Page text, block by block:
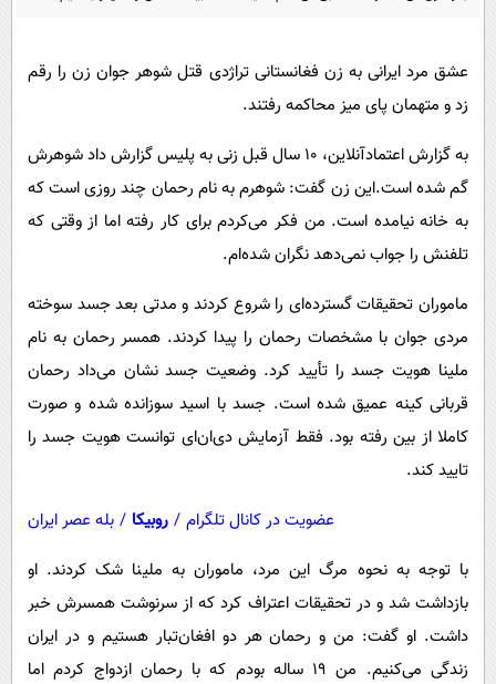
سلامت
فرهنگی
بین الملل
اجتماعی
حیات وحش
پیامک
عشق مرد ایرانی به زن فغانستانی تراژدی قتل شوهر جوان زن را رقم
زد و متهمان پای میز محاکمه رفتند.
به گزارش اعتمادآنلاین، 10 سال قبل زنی به پلیس گزارش داد شوهرش
گم شده است.این زن گفت: شوهرم به نام رحمان چند روزی است که
به خانه نیامده است. من فکر می‌کردم برای کار رفته اما از وقتی که
تلفنش را جواب نمی‌دهد نگران شده‌ام.
ماموران تحقیقات گسترده‌ای را شروع کردند و مدتی بعد جسد سوخته
مردی جوان با مشخصات رحمان را پیدا کردند. همسر رحمان به نام
ملینا هویت جسد را تأیید کرد. وضعیت جسد نشان می‌داد رحمان
قربانی کینه عمیق شده است. جسد با اسید سوزانده شده و صورت
کاملا از بین رفته بود. فقط آزمایش دی‌ان‌ای توانست هویت جسد را
تایید کند.
عضویت در کانال تلگرام / روبیکا / بله عصر ایران
با توجه به نحوه مرگ این مرد، ماموران به ملینا شک کردند. او
بازداشت شد و در تحقیقات اعتراف کرد که از سرنوشت همسرش خبر
داشت. او گفت: من و رحمان هر دو افغان‌تبار هستیم و در ایران
زندگی می‌کنیم. من 19 ساله بودم که با رحمان ازدواج کردم اما